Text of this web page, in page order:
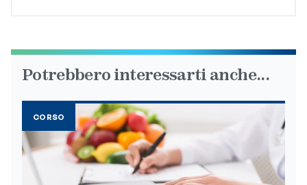
Potrebbero interessarti anche...
CORSO